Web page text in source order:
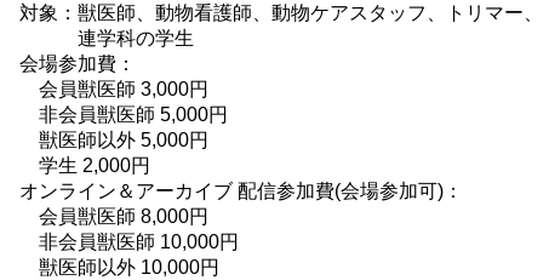
対象：獣医師、動物看護師、動物ケアスタッフ、トリマー
連学科の学生
会場参加費：
会員獣医師 3,000円
非会員獣医師 5,000円
獣医師以外 5,000円
学生 2,000円
オンライン＆アーカイブ 配信参加費(会場参加可)：
会員獣医師 8,000円
非会員獣医師 10,000円
獣医師以外 10,000円